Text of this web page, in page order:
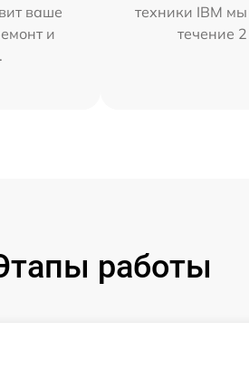
ваше
и
техники IBM
течение
работы